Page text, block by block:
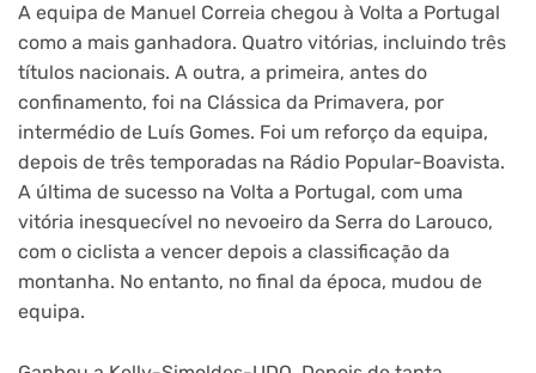
A equipa de Manuel Correia chegou à Volta a Portugal
como a mais ganhadora. Quatro vitórias, incluindo três
títulos nacionais. A outra, a primeira, antes do
confinamento, foi na Clássica da Primavera, por
intermédio de Luís Gomes. Foi um reforço da equipa,
depois de três temporadas na Rádio Popular-Boavista.
A última de sucesso na Volta a Portugal, com uma
vitória inesquecível no nevoeiro da Serra do Larouco,
com o ciclista a vencer depois a classificação da
montanha. No entanto, no final da época, mudou de
equipa.